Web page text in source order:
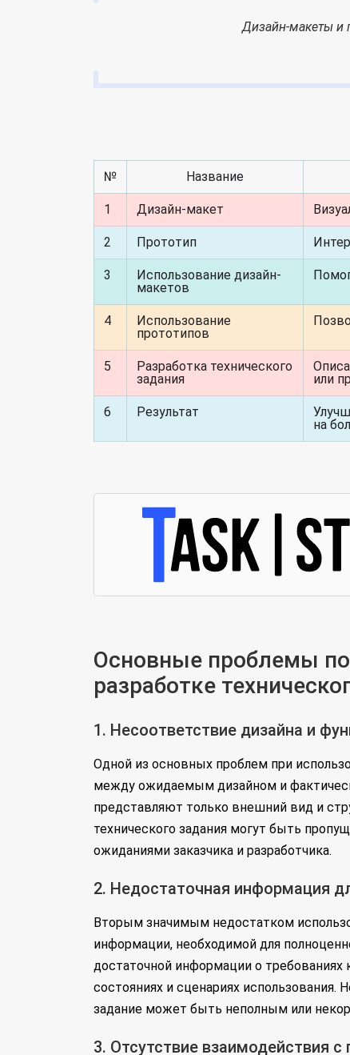
Дизайн-макеты и
№ Название
1 Дизайн-макет
2 Прототип
3
Использование дизайн-
макетов
4
Использование
прототипов
5
Разработка технического
задания
или
6 Результат
на
Основные проблемы по
разработке
1. Несоответствие дизайна и
Одной из основных проблем при
между ожидаемым дизайном и
представляют только внешний вид и
технического задания могут быть
ожиданиями заказчика и разработчика.
2. Недостаточная информация
Вторым значимым недостатком
информации, необходимой для
достаточной информации о
состояниях и сценариях использования.
задание может быть неполным или
3. Отсутствие взаимодействия